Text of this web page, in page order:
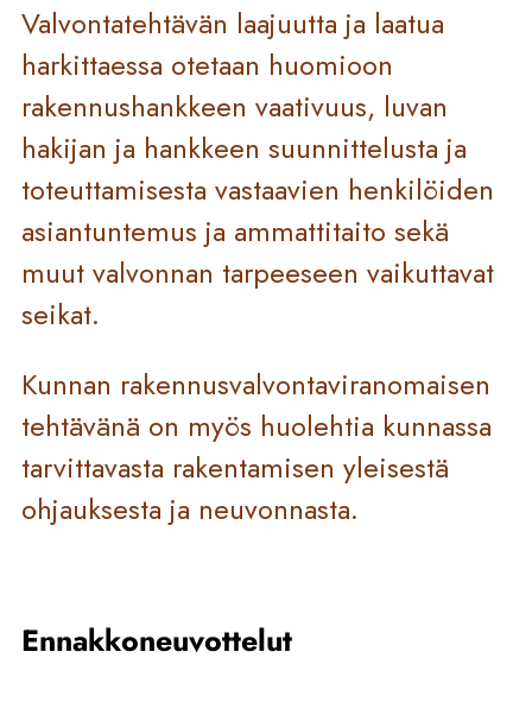
Valvontatehtävän laajuutta ja laatua
harkittaessa otetaan huomioon
rakennushankkeen vaativuus, luvan
hakijan ja hankkeen suunnittelusta ja
toteuttamisesta vastaavien henkilöiden
asiantuntemus ja ammattitaito sekä
muut valvonnan tarpeeseen vaikuttavat
seikat.
Kunnan rakennusvalvontaviranomaisen
tehtävänä on myös huolehtia kunnassa
tarvittavasta rakentamisen yleisestä
ohjauksesta ja neuvonnasta.
Ennakkoneuvottelut